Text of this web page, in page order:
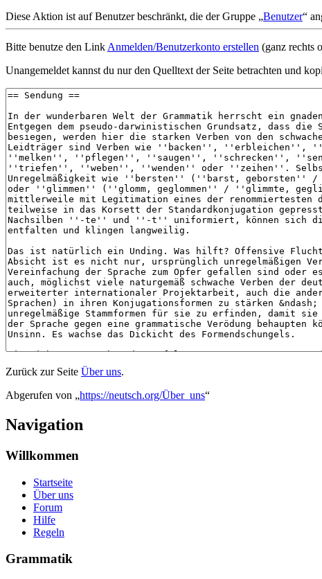
Diese Aktion ist auf Benutzer beschränkt, die der Gruppe „Benutzer“
Bitte benutze den Link Anmelden/Benutzerkonto erstellen (ganz rechts
Unangemeldet kannst du nur den Quelltext der Seite betrachten und
Zurück zur Seite Über uns.
Abgerufen von „https://neutsch.org/Über_uns“
Navigation
Willkommen
Startseite
Über uns
Forum
Hilfe
Regeln
Grammatik